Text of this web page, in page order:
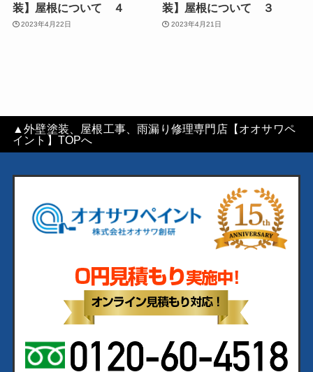
装】屋根について ４
2023年4月22日
装】屋根について ３
2023年4月21日
▲外壁塗装、屋根工事、雨漏り修理専門店【オオサワペ
イント】TOPへ